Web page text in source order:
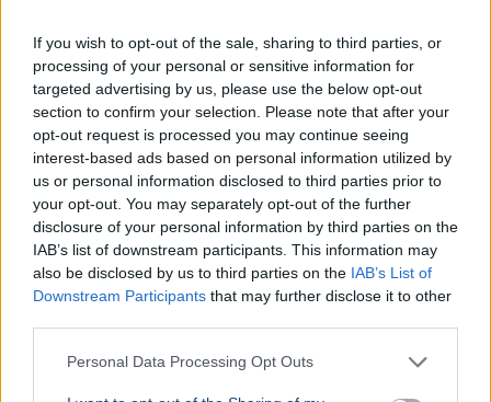
If you wish to opt-out of the sale, sharing to third parties, or
processing of your personal or sensitive information for
targeted advertising by us, please use the below opt-out
section to confirm your selection. Please note that after your
opt-out request is processed you may continue seeing
interest-based ads based on personal information utilized by
us or personal information disclosed to third parties prior to
your opt-out. You may separately opt-out of the further
disclosure of your personal information by third parties on the
IAB’s list of downstream participants. This information may
also be disclosed by us to third parties on the IAB’s List of
Downstream Participants that may further disclose it to other
Personal Data Processing Opt Outs
Tarr Zoltán Közmédia
Tarr Zoltán szerint zajlik a közmédia átvilágítása, a
végleges vezetőt pedig nyílt, átlátható pályázaton
választják majd ki.Bővebben...
Rezsicsökkentés